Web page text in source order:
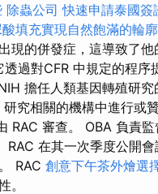
除蟲公司 快速申請泰國簽
填充實現自然飽滿的輪廓
現的併發症，這導致了
過對CFR 中規定的程
擔任人類基因轉殖研
研究相關的機構中進行或
RAC 審查。 OBA 負責
RAC 在其一次季度公開
RAC 創意下午茶外燴選
。